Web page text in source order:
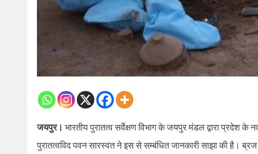
जयपुर। भारतीय पुरातत्व सर्वेक्षण विभाग के जयपुर मंडल द्वारा प्रदेश के
पुरातत्वविद पवन सारस्वत ने इस से सम्बंधित जानकारी साझा की है।